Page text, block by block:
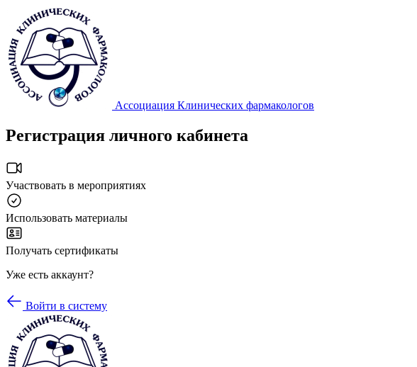
Ассоциация Клинических фармакологов
Регистрация личного кабинета
Участвовать в мероприятиях
Использовать материалы
Получать сертификаты
Уже есть аккаунт?
Войти в систему